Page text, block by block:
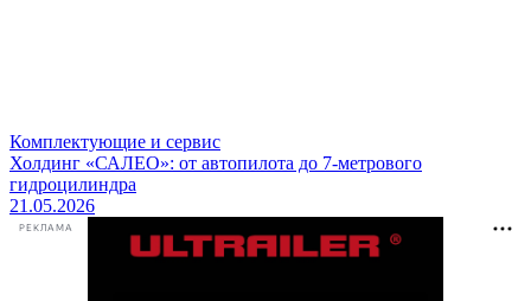
Комплектующие и сервис
Холдинг «САЛЕО»: от автопилота до 7-метрового
гидроцилиндра
21.05.2026
РЕКЛАМА